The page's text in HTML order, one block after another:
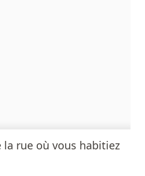
rue où vous habitiez